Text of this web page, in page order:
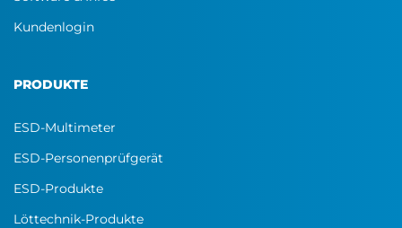
Kundenlogin
PRODUKTE
ESD-Multimeter
ESD-Personenprüfgerät
ESD-Produkte
Löttechnik-Produkte